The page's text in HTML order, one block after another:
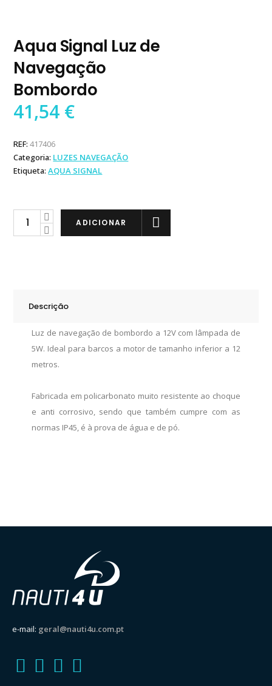
Aqua Signal Luz de
Navegação
Bombordo
41,54 €
REF:417406
Categoria: LUZES NAVEGAÇÃO
Etiqueta:AQUA SIGNAL
Aqua
quantity
ADICIONAR
Descrição
Luz de navegação de bombordo a 12V com lâmpada de
5W. Ideal para barcos a motor de tamanho inferior a 12
metros.
Fabricada em policarbonato muito resistente ao choque
e anti corrosivo, sendo que também cumpre com as
normas IP45, é à prova de água e de pó.
e-mail: geral@nauti4u.com.pt